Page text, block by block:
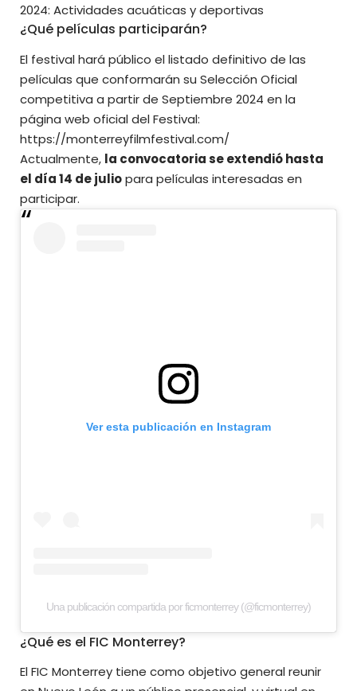
2024: Actividades acuáticas y deportivas
¿Qué películas participarán?
El festival hará público el listado definitivo de las
películas que conformarán su Selección Oficial
competitiva a partir de Septiembre 2024 en la
página web oficial del Festival:
https://monterreyfilmfestival.com/
Actualmente, la convocatoria se extendió hasta
el día 14 de juliopara películas interesadas en
participar.
Ver esta publicación en Instagram
Una publicación compartida por ficmonterrey (@ficmonterrey)
¿Qué es el FIC Monterrey?
El FIC Monterrey tiene como objetivo general reunir